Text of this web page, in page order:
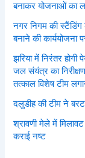
बनाकर योजनाओं का
नगर निगम की
बनाने की कार्ययोजना
झरिया में निरंतर होगी
जल संयंत्र का
तत्काल विशेष टीम
दलुडीह की टीम ने
श्रावणी मेले में
कराई नष्ट